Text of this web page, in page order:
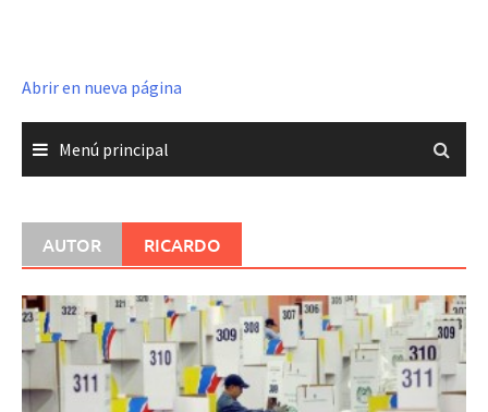
Abrir en nueva página
Menú principal
AUTOR RICARDO